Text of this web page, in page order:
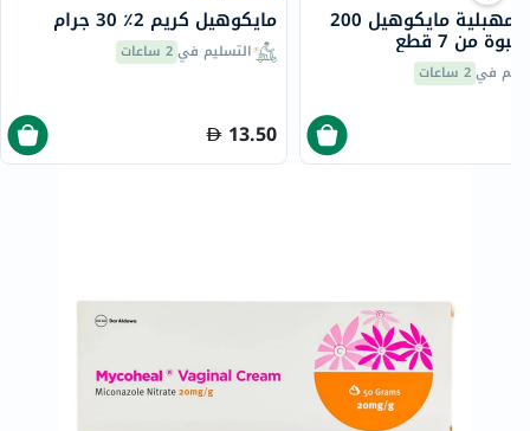
مايكوهيل كريم 2٪ 30 جرام
التسليم في 2 ساعات
13.50
تحاميل مهبلية مايكوهيل 200
من 7 قطع
في2 ساعات